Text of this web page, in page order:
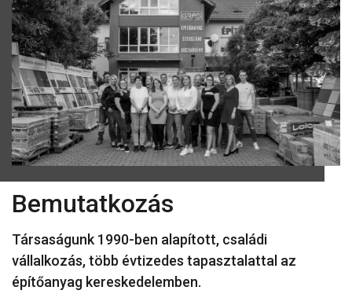
Bemutatkozás
Társaságunk 1990-ben alapított, családi
vállalkozás, több évtizedes tapasztalattal az
építőanyag kereskedelemben.